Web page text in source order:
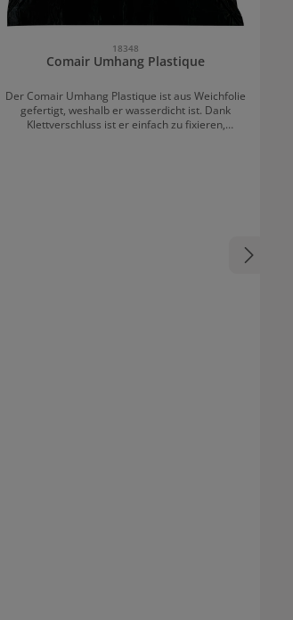
18348
Comair Umhang Plastique
Der Comair Umhang Plastique ist aus Weichfolie
gefertigt, weshalb er wasserdicht ist. Dank
Klettverschluss ist er einfach zu fixieren,